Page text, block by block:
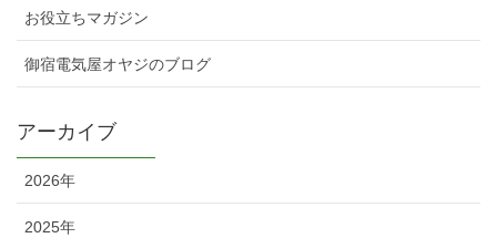
お役立ちマガジン
御宿電気屋オヤジのブログ
アーカイブ
2026年
2025年